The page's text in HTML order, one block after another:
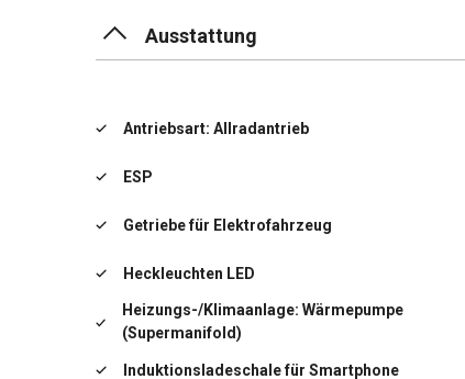
Ausstattung
Antriebsart: Allradantrieb
ESP
Getriebe für Elektrofahrzeug
Heckleuchten LED
Heizungs-/Klimaanlage: Wärmepumpe
(Supermanifold)
Induktionsladeschale für Smartphone